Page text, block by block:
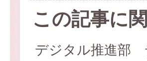
この記事に
デジタル推進部